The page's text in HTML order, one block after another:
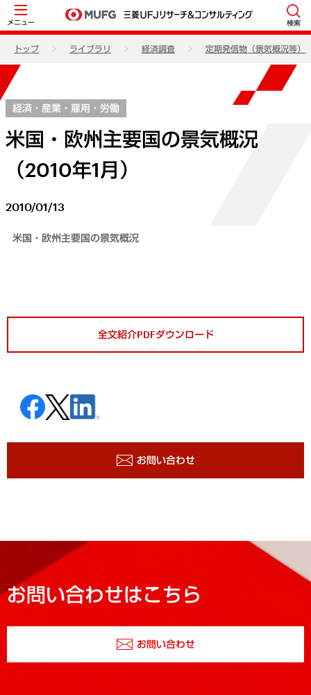
メニュー 検索
トップ ライブラリ 経済調査 定期発信物（景気概況等）
経済・産業・雇用・労働
米国・欧州主要国の景気概況
（2010年1月）
2010/01/13
米国・欧州主要国の景気概況
全文紹介PDFダウンロード
お問い合わせ
お問い合わせはこちら
お問い合わせ